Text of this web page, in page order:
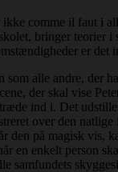
comme il faut
bringer teorier
er det
som alle andre,
der skal vise
ind i. Det
over den
på magisk
en enkelt
samfundets